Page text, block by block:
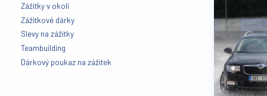
Zážitky v okolí
Zážitkové dárky
Slevy na zážitky
Teambuilding
Dárkový poukaz na zážitek